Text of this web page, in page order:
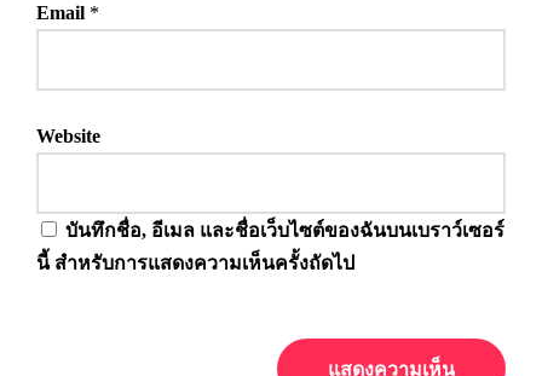
Email *
Website
บันทึกชื่อ, อีเมล และชื่อเว็บไซต์ของฉันบนเบราว์เซอร์
นี้ สำหรับการแสดงความเห็นครั้งถัดไป